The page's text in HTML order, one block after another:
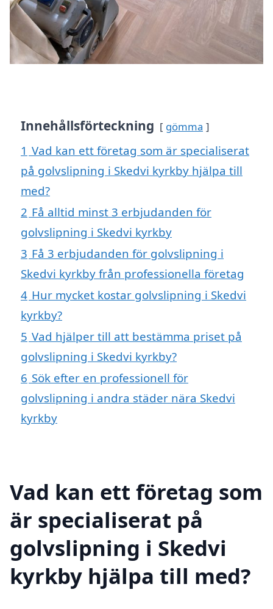
Innehållsförteckning gömma
1 Vad kan ett företag som är specialiserat
på golvslipning i Skedvi kyrkby hjälpa till
med?
2 Få alltid minst 3 erbjudanden för
golvslipning i Skedvi kyrkby
3 Få 3 erbjudanden för golvslipning i
Skedvi kyrkby från professionella företag
4 Hur mycket kostar golvslipning i Skedvi
kyrkby?
5 Vad hjälper till att bestämma priset på
golvslipning i Skedvi kyrkby?
6 Sök efter en professionell för
golvslipning i andra städer nära Skedvi
kyrkby
Vad kan ett företag som
är specialiserat på
golvslipning i Skedvi
kyrkby hjälpa till med?